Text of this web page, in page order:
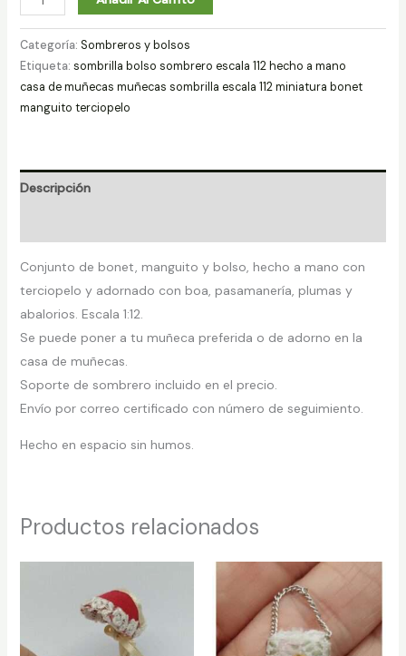
Categoría: Sombreros y bolsos
Etiqueta: sombrilla bolso sombrero escala 112 hecho a mano
casa de muñecas muñecas sombrilla escala 112 miniatura bonet
manguito terciopelo
Descripción
Conjunto de bonet, manguito y bolso, hecho a mano con
terciopelo y adornado con boa, pasamanería, plumas y
abalorios. Escala 1:12.
Se puede poner a tu muñeca preferida o de adorno en la
casa de muñecas.
Soporte de sombrero incluido en el precio.
Envío por correo certificado con número de seguimiento.
Hecho en espacio sin humos.
Productos relacionados